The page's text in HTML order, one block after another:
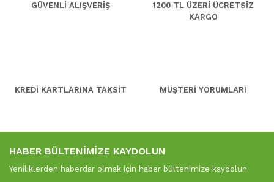
GÜVENLİ ALIŞVERİŞ
1200 TL ÜZERİ ÜCRETSİZ
KARGO
KREDİ KARTLARINA TAKSİT MÜŞTERİ YORUMLARI
HABER BÜLTENİMİZE KAYDOLUN
Yeniliklerden haberdar olmak için haber bültenimize kaydolun